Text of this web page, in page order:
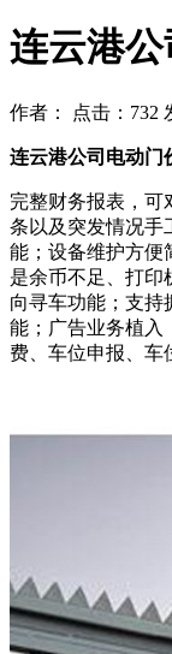
连云港
作者： 点击：732
连云港公司电动门
完整财务报表，可
条以及突发情况手
能；设备维护方便
是余币不足、打印
向寻车功能；支持
能；广告业务植入
费、车位申报、车